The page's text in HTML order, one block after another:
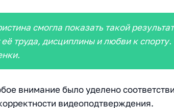
смогла показать такой
её труда, дисциплины и любви к
внимание было уделено
видеоподтверждения.